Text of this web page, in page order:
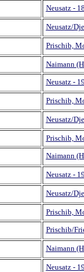
Neusatz -
Neusatz/
Prischib,
Naimann
Neusatz -
Prischib,
Neusatz/
Prischib,
Naimann
Neusatz -
Neusatz/
Prischib,
Prischib/
Naimann
Neusatz -